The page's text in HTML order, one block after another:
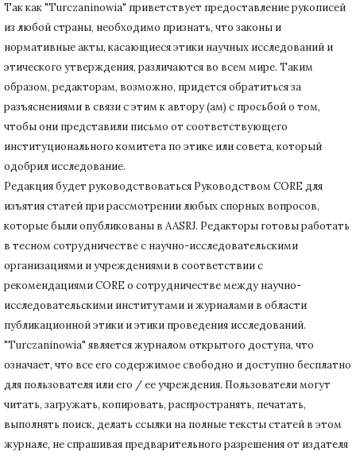
Так как "Turczaninowia" приветствует предоставление рукописей
из любой страны, необходимо признать, что законы и
нормативные акты, касающиеся этики научных исследований и
этического утверждения, различаются во всем мире. Таким
образом, редакторам, возможно, придется обратиться за
разъяснениями в связи с этим к автору (ам) с просьбой о том,
чтобы они представили письмо от соответствующего
институционального комитета по этике или совета, который
одобрил исследование.
Редакция будет руководствоваться Руководством CORE для
изъятия статей при рассмотрении любых спорных вопросов,
которые были опубликованы в AASRJ. Редакторы готовыработать
в тесном сотрудничестве с научно-исследовательскими
организациями и учреждениями в соответствии с
рекомендациями CORE о сотрудничестве между научно-
исследовательскими институтами и журналами в области
публикационной этики и этики проведения исследований.
"Turczaninowia" является журналом открытого доступа, что
означает, что все его содержимое свободно и доступно бесплатно
для пользователя или его / ее учреждения. Пользователи могут
читать, загружать, копировать, распространять, печатать,
выполнять поиск, делать ссылки на полные тексты статей в этом
журнале, не спрашивая предварительного разрешения от издателя